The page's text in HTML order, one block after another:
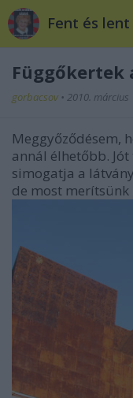
Függőkertek
gorbacsov • 2010. március
Meggyőződésem,
annál élhetőbb. Jót
simogatja a
de most merítsünk